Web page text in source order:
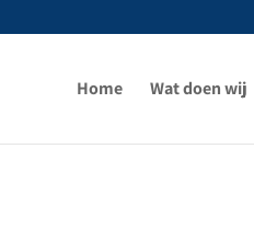
Home Wat doen wij